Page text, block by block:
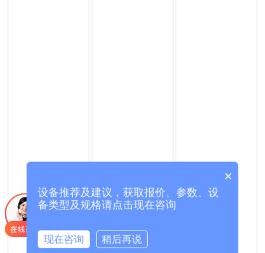
×
设备推荐及建议，获取报价、参数、设
备类型及规格请点击现在咨询
现在咨询 稍后再说